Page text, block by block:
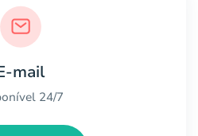
mail
24/7